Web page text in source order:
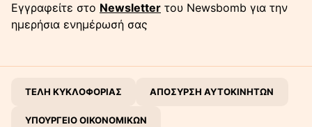
Εγγραφείτε στο Newsletter του Newsbomb για την
ημερήσια ενημέρωσή σας
ΤΕΛΗ ΚΥΚΛΟΦΟΡΙΑΣ ΑΠΟΣΥΡΣΗ ΑΥΤΟΚΙΝΗΤΩΝ
ΥΠΟΥΡΓΕΙΟ ΟΙΚΟΝΟΜΙΚΩΝ